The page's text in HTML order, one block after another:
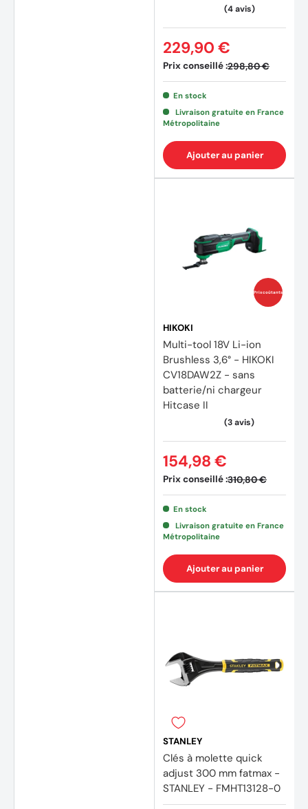
(1
Prix conseillé :298,80 €
229,90 €
En stock
Livraison gratuite en France
Métropolitaine
Ajouter au panier
Prix coûtants
HIKOKI
Multi-tool 18V Li-ion
Brushless 3,6° - HIKOKI
CV18DAW2Z - sans
batterie/ni chargeur
Hitcase II
Prix conseillé :310,80 €
154,98 €
En stock
Livraison gratuite en France
Métropolitaine
Ajouter au panier
STANLEY
Clés à molette quick
adjust 300 mm fatmax -
STANLEY - FMHT13128-0